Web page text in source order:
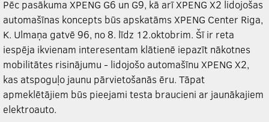
Pēc pasākuma XPENG G6 un G9, kā arīXPENG X2 lidojošas
automašīnas koncepts būs apskatāms XPENG Center Riga,
K. Ulmaņa gatvē 96, no 8. līdz 12.oktobrim. Šī ir reta
iespēja ikvienam interesentam klātienē iepazīt nākotnes
mobilitātes risinājumu - lidojošo automašīnu XPENG X2,
kas atspoguļo jaunu pārvietošanās ēru. Tāpat
apmeklētājiem būs pieejami testa braucieni ar jaunākajiem
elektroauto.